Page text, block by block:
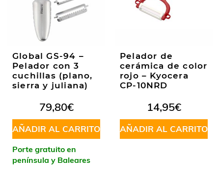
Global GS-94 –
Pelador con 3
cuchillas (plano,
sierra y juliana)
79,80€
AÑADIR AL CARRITO
Porte gratuito en
península y Baleares
Pelador de
cerámica de color
rojo – Kyocera
CP-10NRD
14,95€
AÑADIR AL CARRITO